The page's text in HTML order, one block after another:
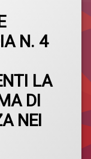
N. 4
LA
DI
NEI